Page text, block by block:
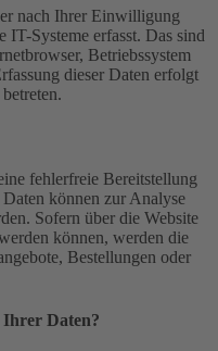
nach Ihrer Einwilligung
IT-Systeme erfasst. Das sind
Betriebssystem
dieser Daten erfolgt
fehlerfreie Bereitstellung
können zur Analyse
Sofern über die Website
können, werden die
Bestellungen oder
Ihrer Daten?